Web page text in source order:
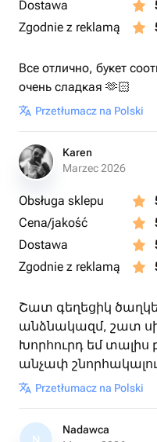
Dostawa
Zgodnie z reklamą
Все отлично, букет
очень сладкая 🫶🏻
Przetłumacz na Polski
Karen
Marzec 2026
Obsługa sklepu
Cena/jakość
Dostawa
Zgodnie z reklamą
Շատ գեղեցիկ
անձնակազմ, շատ
Խորհուրդ եմ տալիս
անչափ
Przetłumacz na Polski
Nadawca